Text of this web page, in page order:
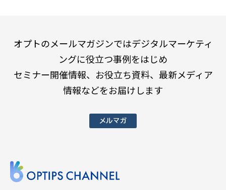
オプトのメールマガジンではデジタルマーケティ
ングに役立つ事例をはじめ
セミナー開催情報、お役立ち資料、最新メディア
情報などをお届けします
メルマガ